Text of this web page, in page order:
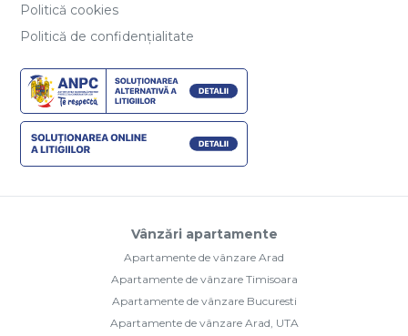
Politică cookies
Politică de confidențialitate
Vânzări apartamente
Apartamente de vânzare Arad
Apartamente de vânzare Timisoara
Apartamente de vânzare Bucuresti
Apartamente de vânzare Arad, UTA